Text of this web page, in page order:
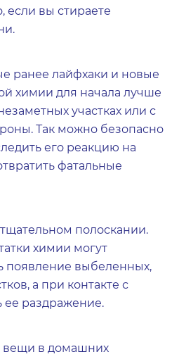
если вы стираете
ранее лайфхаки и новые
химии для начала лучше
участках или с
Так можно безопасно
его реакцию на
фатальные
полоскании.
химии могут
появление выбеленных,
а при контакте с
ее раздражение.
вещи в домашних